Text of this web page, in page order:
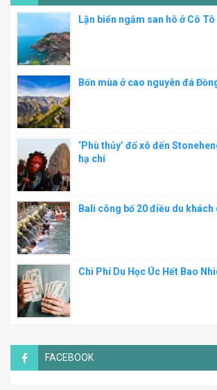
Lặn biển ngắm san hô ở Cô Tô
Bốn mùa ở cao nguyên đá
‘Phù thủy’ đổ xô đến
hạ chí
Bali công bố 20 điều du khách
Chi Phí Du Học Úc Hết Bao
FACEBOOK